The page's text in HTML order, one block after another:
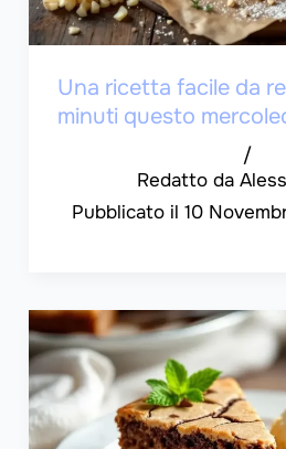
Una ricetta facile da
minuti questo
/
10